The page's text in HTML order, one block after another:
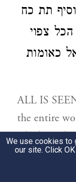
תת כח
צפוי
כאומות
ALL IS
the entire
which is
world,”
this reason
We use cookies to
our site. Click